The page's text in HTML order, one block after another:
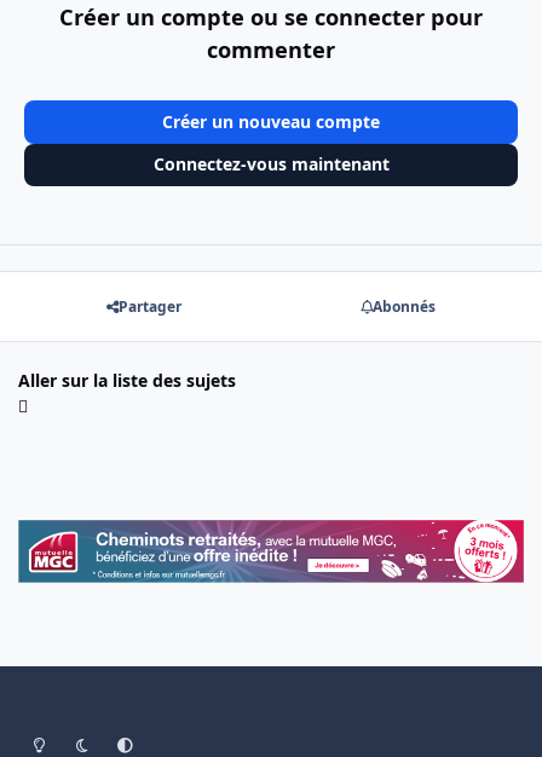
Créer un compte ou se connecter pour
commenter
Créer un nouveau compte
Connectez-vous maintenant
Partager Abonnés
Aller sur la liste des sujets
Light ModeDark ModeSystem Preference